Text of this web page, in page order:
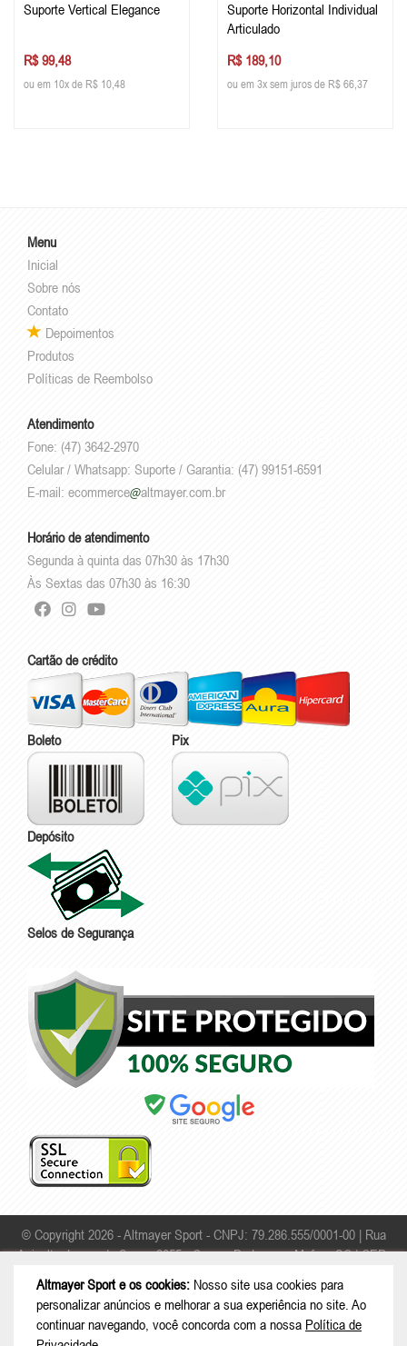
Suporte Vertical Elegance
R$ 99,48
ou em 10x de R$ 10,48
Suporte Horizontal Individual
Articulado
R$ 189,10
ou em 3x sem juros de R$ 66,37
Menu
Inicial
Sobre nós
Contato
Depoimentos
Produtos
Políticas de Reembolso
Atendimento
Fone: (47) 3642-2970
Celular / Whatsapp: Suporte / Garantia: (47) 99151-6591
E-mail: ecommerce altmayer.com.br
Horário de atendimento
Segunda à quinta das 07h30 às 17h30
Às Sextas das 07h30 às 16:30
Cartão de crédito
Boleto Pix
Depósito
Selos de Segurança
© Copyright 2026 - Altmayer Sport - CNPJ: 79.286.555/0001-00 | Rua
Apicultor Leonardo Sauer, 2055 - Campo Da Lança - Mafra - SC | CEP:
Altmayer Sport e os cookies: Nosso site usa cookies para
personalizar anúncios e melhorar a sua experiência no site. Ao
continuar navegando, você concorda com a nossa Política de